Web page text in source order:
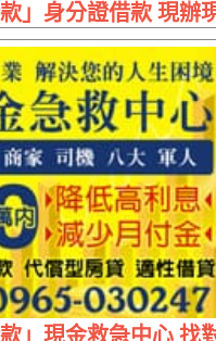
24期月付2500
」身分證借款 現辦
萬內 補貨軋票不慌張
款」現金救急中心